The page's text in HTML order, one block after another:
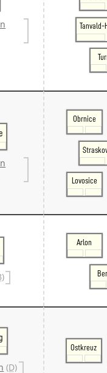
Tanvald-
Obrnice
Lovosice
Arlon
(D)
Ostkreuz